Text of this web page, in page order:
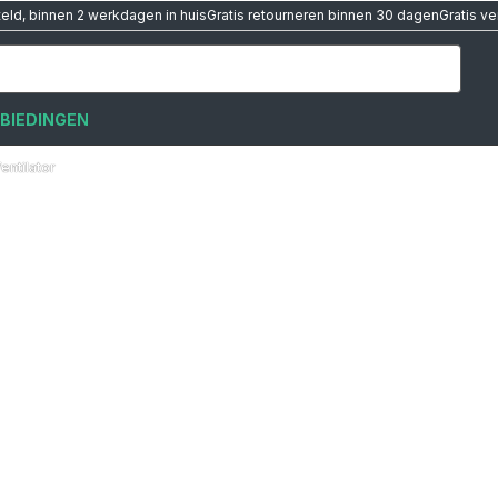
binnen 2 werkdagen in huisGratis retourneren binnen 30 dagenGratis